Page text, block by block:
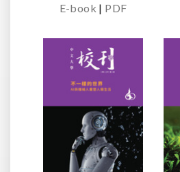
E-book | PDF